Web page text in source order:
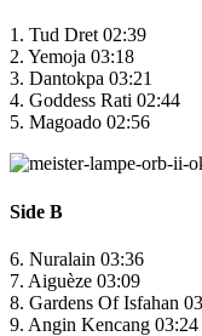
1. Tud Dret 02:39
2. Yemoja 03:18
3. Dantokpa 03:21
4. Goddess Rati 02:44
5. Magoado 02:56
Side B
6. Nuralain 03:36
7. Aiguèze 03:09
8. Gardens Of Isfahan
9. Angin Kencang 03:24